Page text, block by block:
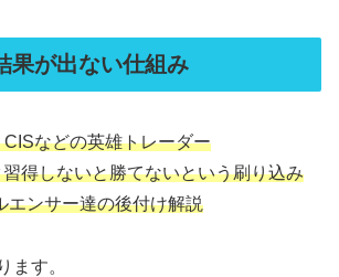
果が出ない仕組み
などの英雄トレーダー
得しないと勝てないという刷り込み
エンサー達の後付け解説
ます。